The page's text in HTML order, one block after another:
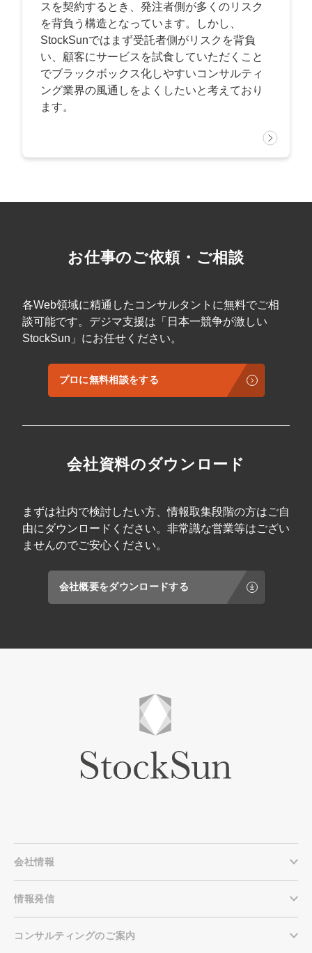
スを契約するとき、発注者側が多くのリスク
を背負う構造となっています。しかし、
StockSunではまず受託者側がリスクを背負
い、顧客にサービスを試食していただくこと
でブラックボックス化しやすいコンサルティ
ング業界の風通しをよくしたいと考えており
ます。
お仕事のご依頼・ご相談
各Web領域に精通したコンサルタントに無料でご相
談可能です。デジマ支援は「日本一競争が激しい
StockSun」にお任せください。
プロに無料相談をする
会社資料のダウンロード
まずは社内で検討したい方、情報取集段階の方はご自
由にダウンロードください。非常識な営業等はござい
ませんのでご安心ください。
会社概要をダウンロードする
会社情報
情報発信
コンサルティングのご案内